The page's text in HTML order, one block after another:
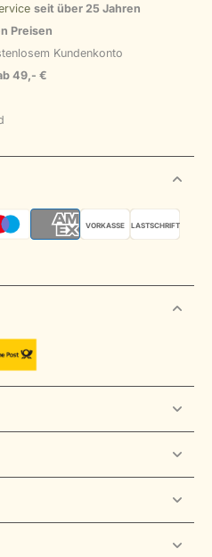
seit über 25 Jahren
Preisen
Kundenkonto
49,- €
VORKASSE LASTSCHRIFT